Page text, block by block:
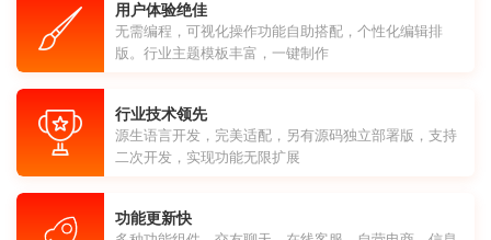
用户体验绝佳
无需编程，可视化操作功能自助搭配，个性化编辑排
版。行业主题模板丰富，一键制作
行业技术领先
源生语言开发，完美适配，另有源码独立部署版，支持
二次开发，实现功能无限扩展
功能更新快